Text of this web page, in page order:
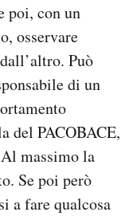
poi, con un
osservare
Può
di un
del PACOBACE,
massimo la
Se poi però
a fare qualcosa